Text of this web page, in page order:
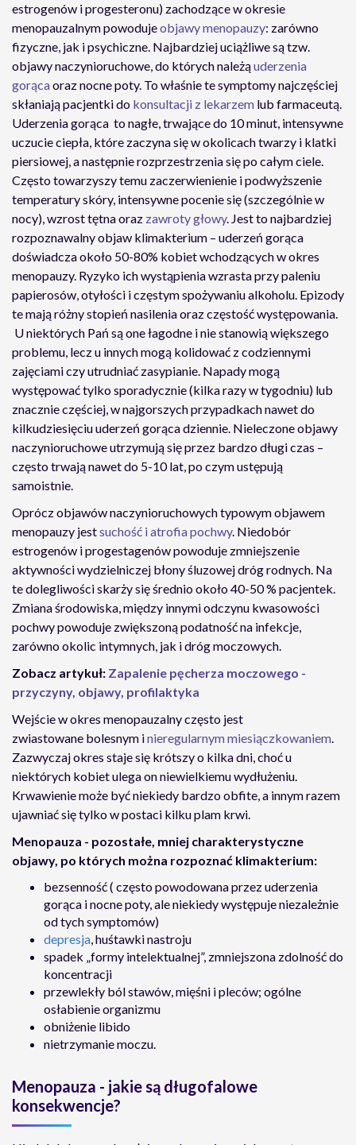
estrogenów i progesteronu) zachodzące w okresie
menopauzalnym powodujeobjawy menopauzy: zarówno
fizyczne, jak i psychiczne. Najbardziej uciążliwe są tzw.
objawy naczynioruchowe, do których należąuderzenia
gorącaoraz nocne poty. To właśnie te symptomy najczęściej
skłaniają pacjentki do konsultacji z lekarzem lub farmaceutą.
Uderzenia gorąca to nagłe, trwające do 10 minut, intensywne
uczucie ciepła, które zaczyna się w okolicach twarzy i klatki
piersiowej, a następnie rozprzestrzenia się po całym ciele.
Często towarzyszy temu zaczerwienienie i podwyższenie
temperatury skóry, intensywne pocenie się (szczególnie w
nocy), wzrost tętna oraz zawroty głowy. Jest to najbardziej
rozpoznawalny objaw klimakterium – uderzeń gorąca
doświadcza około 50-80% kobiet wchodzących w okres
menopauzy. Ryzyko ich wystąpienia wzrasta przy paleniu
papierosów, otyłości i częstym spożywaniu alkoholu. Epizody
te mają różny stopień nasilenia oraz częstość występowania.
U niektórych Pań są one łagodne i nie stanowią większego
problemu, lecz u innych mogą kolidować z codziennymi
zajęciami czy utrudniać zasypianie. Napady mogą
występować tylko sporadycznie (kilka razy w tygodniu) lub
znacznie częściej, w najgorszych przypadkach nawet do
kilkudziesięciu uderzeń gorąca dziennie. Nieleczone objawy
naczynioruchowe utrzymują się przez bardzo długi czas –
często trwają nawet do 5-10 lat, po czym ustępują
samoistnie.
Oprócz objawów naczynioruchowych typowym objawem
menopauzy jestsuchość i atrofia pochwy. Niedobór
estrogenów i progestagenów powoduje zmniejszenie
aktywności wydzielniczej błony śluzowej dróg rodnych. Na
te dolegliwości skarży się średnio około 40-50 % pacjentek.
Zmiana środowiska, między innymi odczynu kwasowości
pochwy powoduje zwiększoną podatność na infekcje,
zarówno okolic intymnych, jak i dróg moczowych.
Zobacz artykuł: Zapalenie pęcherza moczowego -
przyczyny, objawy, profilaktyka
Wejście w okres menopauzalny często jest
zwiastowane bolesnym inieregularnym miesiączkowaniem.
Zazwyczaj okres staje się krótszy o kilka dni, choć u
niektórych kobiet ulega on niewielkiemu wydłużeniu.
Krwawienie może być niekiedy bardzo obfite, a innym razem
ujawniać się tylko w postaci kilku plam krwi.
Menopauza - pozostałe, mniej charakterystyczne
objawy, po których można rozpoznać klimakterium:
bezsenność ( często powodowana przez uderzenia
gorąca i nocne poty, ale niekiedy występuje niezależnie
od tych symptomów)
depresja, huśtawki nastroju
spadek „formy intelektualnej”, zmniejszona zdolność do
koncentracji
przewlekły ból stawów, mięśni i pleców; ogólne
osłabienie organizmu
obniżenie libido
nietrzymanie moczu.
Menopauza - jakie są długofalowe
konsekwencje?